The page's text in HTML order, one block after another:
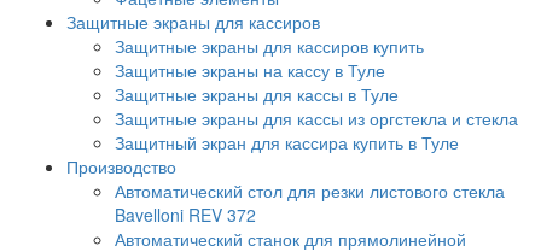
Защитные экраны для кассиров
Защитные экраны для кассиров купить
Защитные экраны на кассу в Туле
Защитные экраны для кассы в Туле
Защитные экраны для кассы из оргстекла и стекла
Защитный экран для кассира купить в Туле
Производство
Автоматический стол для резки листового стекла
Bavelloni REV 372
Автоматический станок для прямолинейной